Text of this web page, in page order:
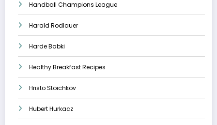
Handball Champions League
Harald Rodlauer
Harde Babki
Healthy Breakfast Recipes
Hristo Stoichkov
Hubert Hurkacz